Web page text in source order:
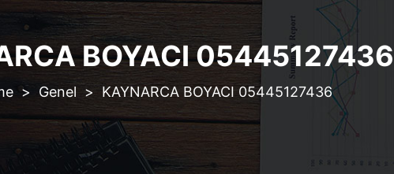
BOYACI 05445127436
> Genel > KAYNARCA BOYACI 05445127436